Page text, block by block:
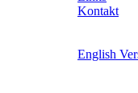
Kontakt
English